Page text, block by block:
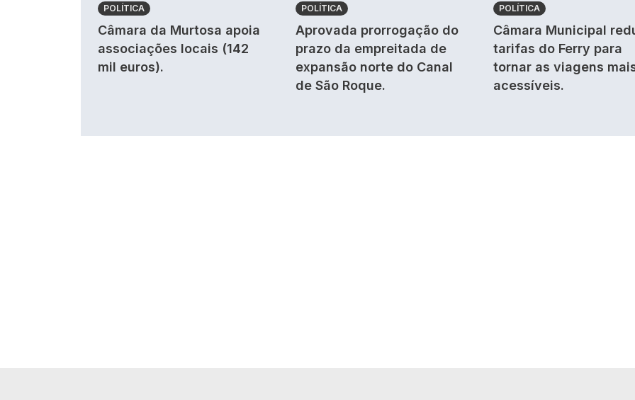
POLÍTICA
Câmara da Murtosa apoia
associações locais (142
mil euros).
POLÍTICA
Aprovada prorrogação do
prazo da empreitada de
expansão norte do Canal
de São Roque.
POLÍTICA
Câmara Municipal
tarifas do Ferry para
tornar as viagens
acessíveis.